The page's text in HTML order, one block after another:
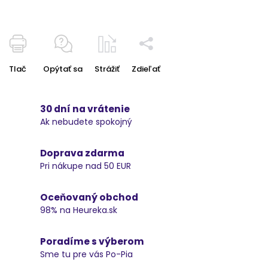
Tlač Opýtať sa Strážiť Zdieľať
30 dní na vrátenie
Ak nebudete spokojný
Doprava zdarma
Pri nákupe nad 50 EUR
Oceňovaný obchod
98% na Heureka.sk
Poradíme s výberom
Sme tu pre vás Po-Pia